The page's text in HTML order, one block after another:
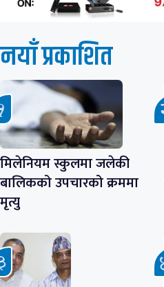
नयाँ प्रकाशित
मिलेनियम स्कुलमा जलेकी
बालिकको उपचारको क्रममा
मृत्यु